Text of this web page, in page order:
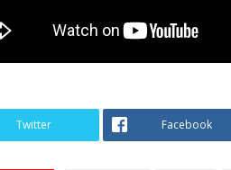
Twitter Facebook